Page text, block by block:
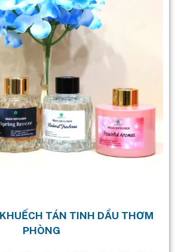
TÁN TINH DẦU THƠM
PHÒNG